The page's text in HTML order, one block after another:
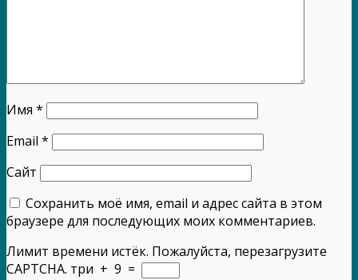
Имя *
Email *
Сайт
Сохранить моё имя, email и адрес сайта в этом
браузере для последующих моих комментариев.
Лимит времени истёк. Пожалуйста, перезагрузите
CAPTCHA. три + 9 =